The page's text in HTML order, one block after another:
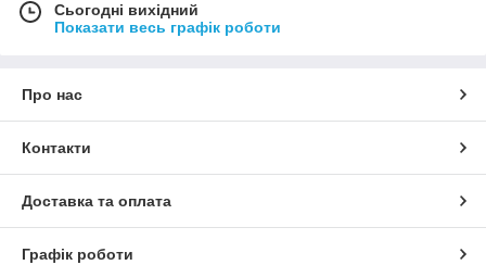
Сьогодні вихідний
Показати весь графік роботи
Про нас
Контакти
Доставка та оплата
Графік роботи